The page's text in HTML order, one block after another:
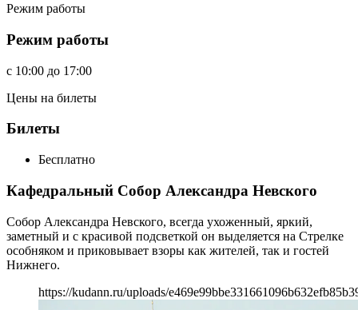
Режим работы
Режим работы
c 10:00 до 17:00
Цены на билеты
Билеты
Бесплатно
Кафедральный Собор Александра Невского
Собор Александра Невского, всегда ухоженный, яркий,
заметный и с красивой подсветкой он выделяется на Стрелке
особняком и приковывает взоры как жителей, так и гостей
Нижнего.
https://kudann.ru/uploads/